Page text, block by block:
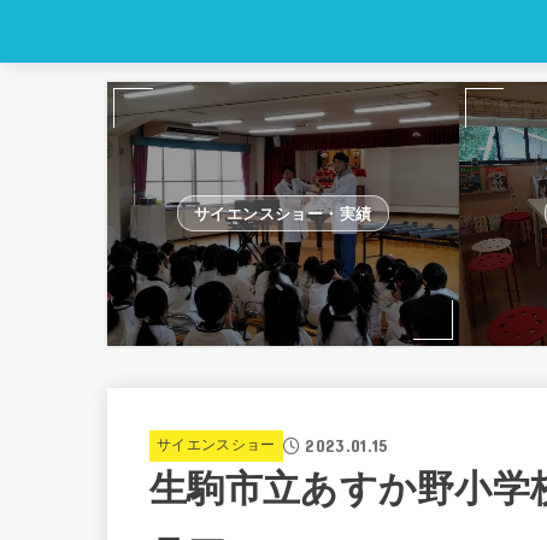
サイエンスショー・実績
サイエンスショー 2023.01.15
生駒市立あすか野小